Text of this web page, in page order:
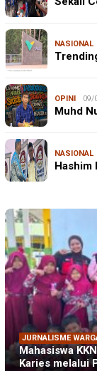
NASIONAL
OPINI 09/
Muhd
NASIONAL
Hashim
JURNALISME
Mahasiswa
Karies melalui